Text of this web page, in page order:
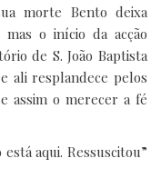
morte Bento deixa
o início da acção
de S. João Baptista
ali resplandece pelos
assim o merecer a fé
aqui. Ressuscitou”